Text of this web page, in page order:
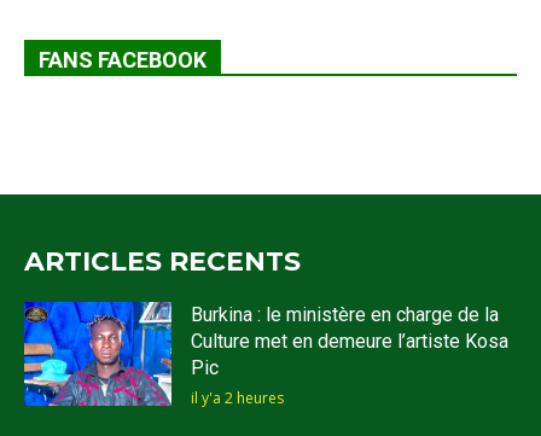
FANS FACEBOOK
ARTICLES RECENTS
Burkina : le ministère en charge de la
Culture met en demeure l’artiste Kosa
Pic
il y'a 2 heures